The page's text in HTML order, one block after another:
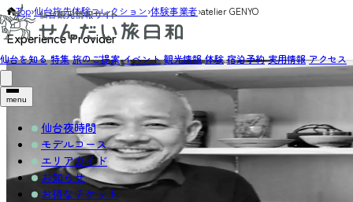
仙台を知る 特集 旅のご提案 イベント 観光情報 体験 宿泊予約 実用情報 アクセス
menu
仙台夜時間
モデルコース
エリアガイド
お知らせ
お得なチケット
Top›仙台旅先体験コレクション›体験事業者›atelier GENYO
Experience Provider